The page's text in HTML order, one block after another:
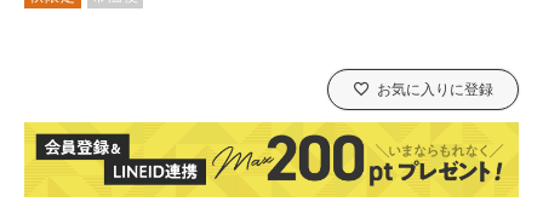
お気に入りに登録